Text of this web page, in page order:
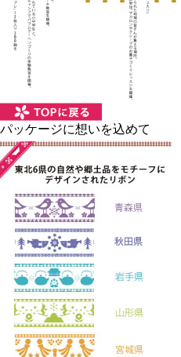
パッケージに想いを込めて